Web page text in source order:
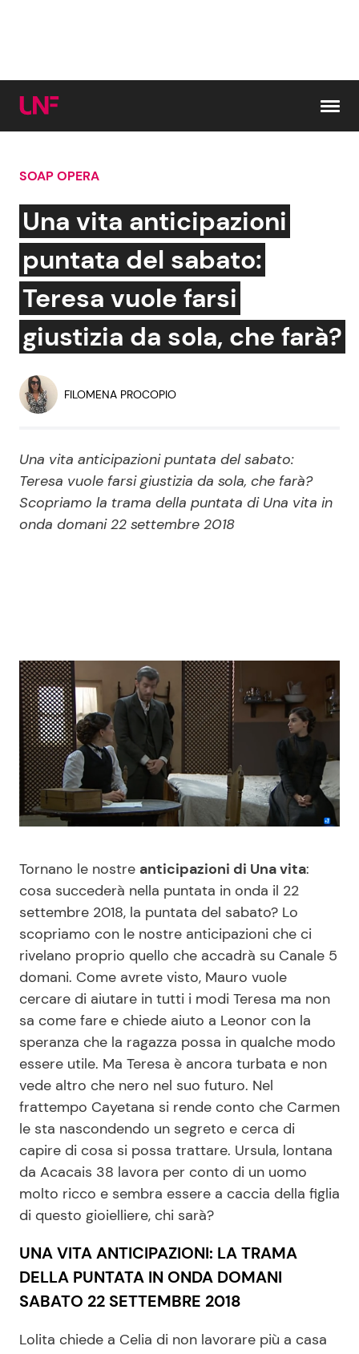
Cerca:
News e Cronaca
Attualità Italiana
Dal Mondo
Economia
Persone Scomparse
Politica
Gossip e TV
Bellezze VIP
Coppie VIP
Reality e Talent
Soap Opera
News Spettacolo
Benessere
Casa
Moda e Style
Mondo Mamma
News benessere
Salute
Viaggi e Turismo
Festività
Cucina e Ricette
Consigli di Cucina
Dolci
Le Ricette in TV
Primi Piatti
Ricette Facili e Veloci
Ricette Feste
Ricette per Bambini
Seguici
Info
Chi siamo
Disclaimer e Privacy
Contattaci
SOAP OPERA
Una vita anticipazioni
puntata del sabato:
Teresa vuole farsi
giustizia da sola, che farà?
FILOMENA PROCOPIO
Una vita anticipazioni puntata del sabato:
Teresa vuole farsi giustizia da sola, che farà?
Scopriamo la trama della puntata di Una vita in
onda domani 22 settembre 2018
Tornano le nostre anticipazioni di Una vita:
cosa succederà nella puntata in onda il 22
settembre 2018, la puntata del sabato? Lo
scopriamo con le nostre anticipazioni che ci
rivelano proprio quello che accadrà su Canale 5
domani. Come avrete visto, Mauro vuole
cercare di aiutare in tutti i modi Teresa ma non
sa come fare e chiede aiuto a Leonor con la
speranza che la ragazza possa in qualche modo
essere utile. Ma Teresa è ancora turbata e non
vede altro che nero nel suo futuro. Nel
frattempo Cayetana si rende conto che Carmen
le sta nascondendo un segreto e cerca di
capire di cosa si possa trattare. Ursula, lontana
da Acacais 38 lavora per conto di un uomo
molto ricco e sembra essere a caccia della figlia
di questo gioielliere, chi sarà?
UNA VITA ANTICIPAZIONI: LA TRAMA
DELLA PUNTATA IN ONDA DOMANI
SABATO 22 SETTEMBRE 2018
Lolita chiede a Celia di non lavorare più a casa